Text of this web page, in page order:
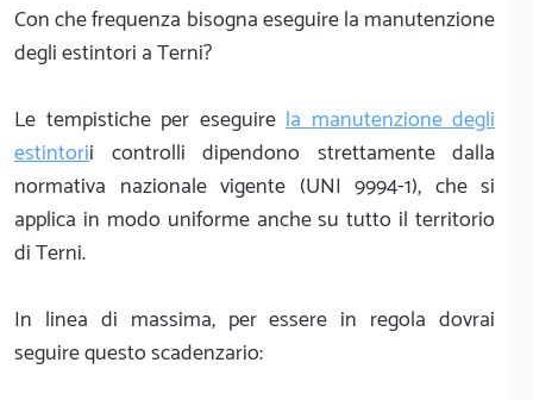
Con che frequenza bisogna eseguire la manutenzione
degli estintori a Terni?
Le tempistiche per eseguire la manutenzione degli
estintorii controlli dipendono strettamente dalla
normativa nazionale vigente (UNI 9994-1), che si
applica in modo uniforme anche su tutto il territorio
di Terni.
In linea di massima, per essere in regola dovrai
seguire questo scadenzario: